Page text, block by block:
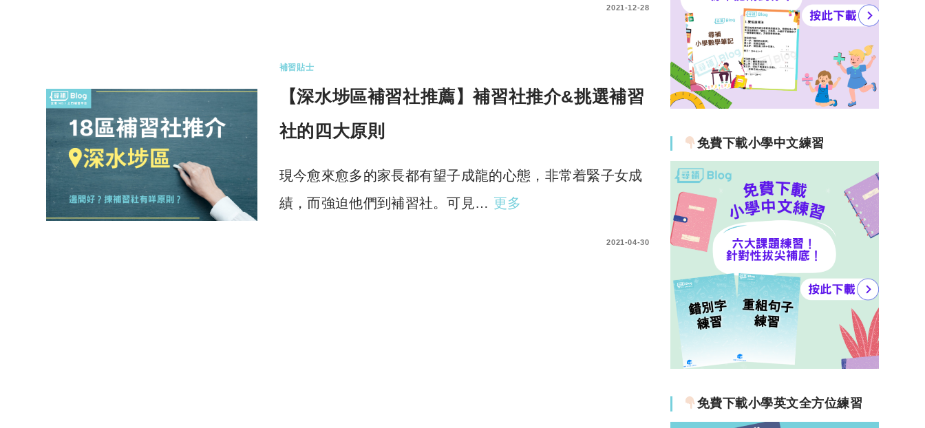
2021-12-28
補習貼士
【深水埗區補習社推薦】補習社推介&挑選補習
社的四大原則
現今愈來愈多的家長都有望子成龍的心態，非常着緊子女成
績，而強迫他們到補習社。可見… 更多
2021-04-30
免費下載小學中文練習
免費下載小學英文全方位練習